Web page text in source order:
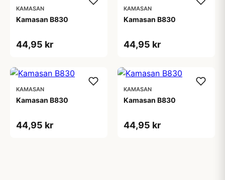
KAMASAN
Kamasan B830
44,95 kr
KAMASAN
Kamasan B830
44,95 kr
KAMASAN
Kamasan B830
44,95 kr
KAMASAN
Kamasan B830
44,95 kr